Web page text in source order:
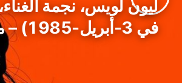
ليون لويس، نجمة
في 3-أبريل-1985) – ملف فني متعمق